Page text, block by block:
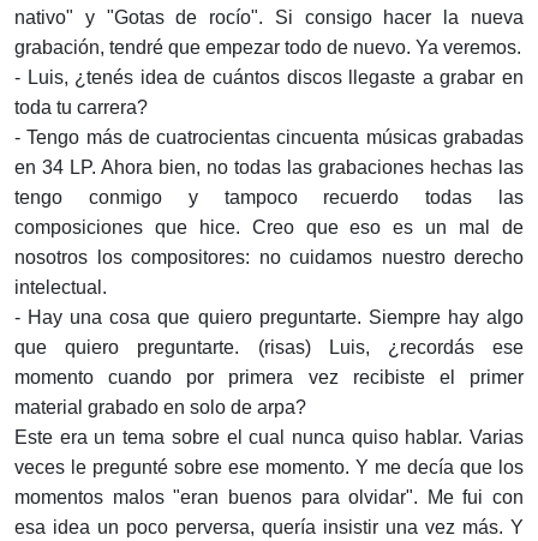
nativo" y "Gotas de rocío". Si consigo hacer la nueva
grabación, tendré que empezar todo de nuevo. Ya veremos.
- Luis, ¿tenés idea de cuántos discos llegaste a grabar en
toda tu carrera?
- Tengo más de cuatrocientas cincuenta músicas grabadas
en 34 LP. Ahora bien, no todas las grabaciones hechas las
tengo conmigo y tampoco recuerdo todas las
composiciones que hice. Creo que eso es un mal de
nosotros los compositores: no cuidamos nuestro derecho
intelectual.
- Hay una cosa que quiero preguntarte. Siempre hay algo
que quiero preguntarte. (risas) Luis, ¿recordás ese
momento cuando por primera vez recibiste el primer
material grabado en solo de arpa?
Este era un tema sobre el cual nunca quiso hablar. Varias
veces le pregunté sobre ese momento. Y me decía que los
momentos malos "eran buenos para olvidar". Me fui con
esa idea un poco perversa, quería insistir una vez más. Y